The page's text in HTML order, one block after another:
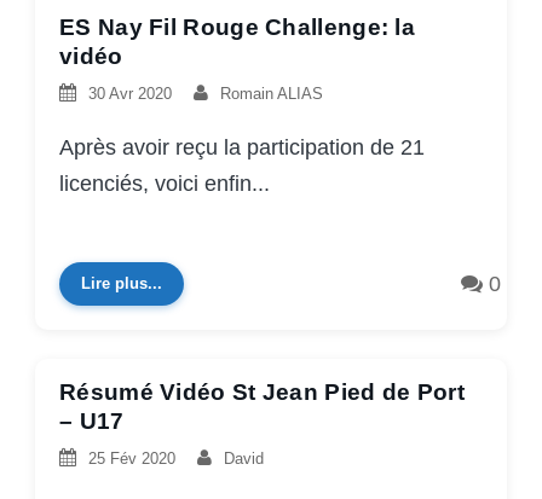
ES Nay Fil Rouge Challenge: la
vidéo
30 Avr 2020 Romain ALIAS
Après avoir reçu la participation de 21
licenciés, voici enfin...
Lire plus... 0
Résumé Vidéo St Jean Pied de Port
– U17
25 Fév 2020 David